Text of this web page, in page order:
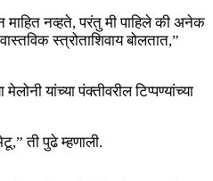
माहित नव्हते, परंतु मी पाहिले की अनेक
स्त्रोताशिवाय बोलतात,”
यांच्या पंक्तीवरील टिप्पण्यांच्या
ती पुढे म्हणाली.